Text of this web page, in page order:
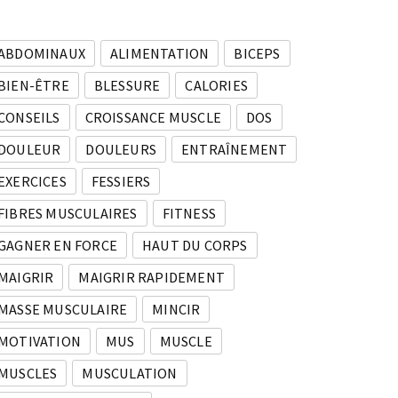
ALIMENTATION
BICEPS
ÊTRE
BLESSURE
CALORIES
CROISSANCE MUSCLE
DOS
DOULEURS
ENTRAÎNEMENT
FESSIERS
MUSCULAIRES
FITNESS
EN FORCE
HAUT DU CORPS
MAIGRIR RAPIDEMENT
MUSCULAIRE
MINCIR
MUS
MUSCLE
MUSCULATION